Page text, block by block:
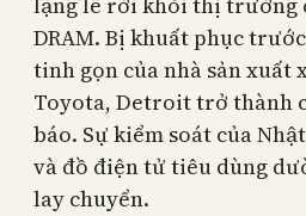
DRAM. Bị khuất phục
tinh gọn của nhà sản xuất
Toyota, Detroit trở thành
báo. Sự kiểm soát của
và đồ điện tử tiêu dùng
lay chuyển.